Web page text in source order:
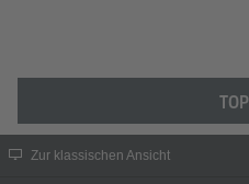
TOP
Zur klassischen Ansicht